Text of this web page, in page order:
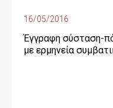
16/05/2016
Έγγραφη σύσταση-
με ερμηνεία